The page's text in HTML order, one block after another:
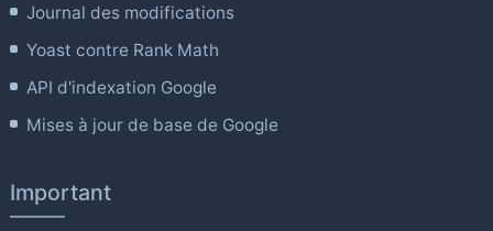
Journal des modifications
Yoast contre Rank Math
API d'indexation Google
Mises à jour de base de Google
Important